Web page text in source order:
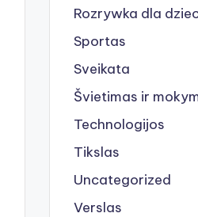
Rozrywka dla
Sportas
Sveikata
Švietimas ir
Technologijos
Tikslas
Uncategorized
Verslas